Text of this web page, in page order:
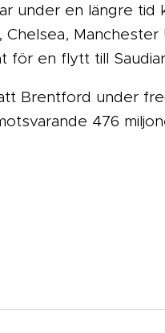
under en längre tid
för en flytt till
Brentford under
476